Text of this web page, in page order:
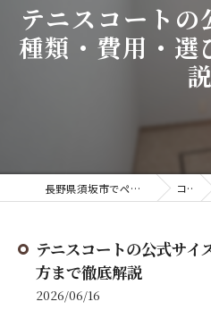
テニスコート
種類・費用・選
説
長野県須坂市でペンションならChillSheep コラム
テニスコートの公式サイ
方まで徹底解説
2026/06/16